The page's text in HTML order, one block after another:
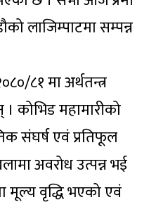
लाजिम्पाटमा सम्पन्न
८१ मा अर्थतन्त्र
कोभिड महामारीको
संघर्ष एवं प्रतिफूल
अवरोध उत्पन्न भई
मूल्य वृद्धि भएको एवं